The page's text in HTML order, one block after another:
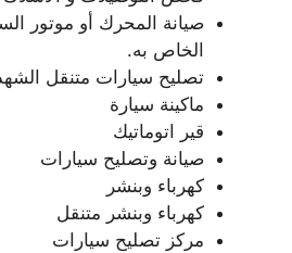
صيانة المحرك أو موتور
الخاص به.
تصليح سيارات متنقل
ماكينة سيارة
قير اتوماتيك
صيانة وتصليح سيارات
كهرباء وبنشر
كهرباء وبنشر متنقل
مركز تصليح سيارات